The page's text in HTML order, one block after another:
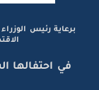
برعاية رئيس
في احتفالها